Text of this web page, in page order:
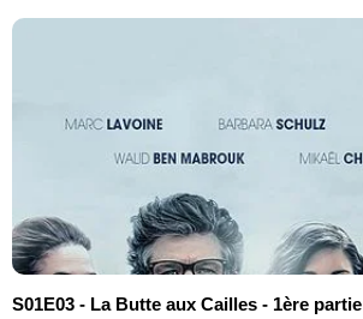
S01E03 - La Butte aux Cailles - 1ère partie